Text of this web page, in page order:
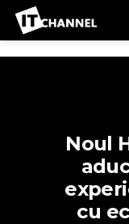
Noul
cu